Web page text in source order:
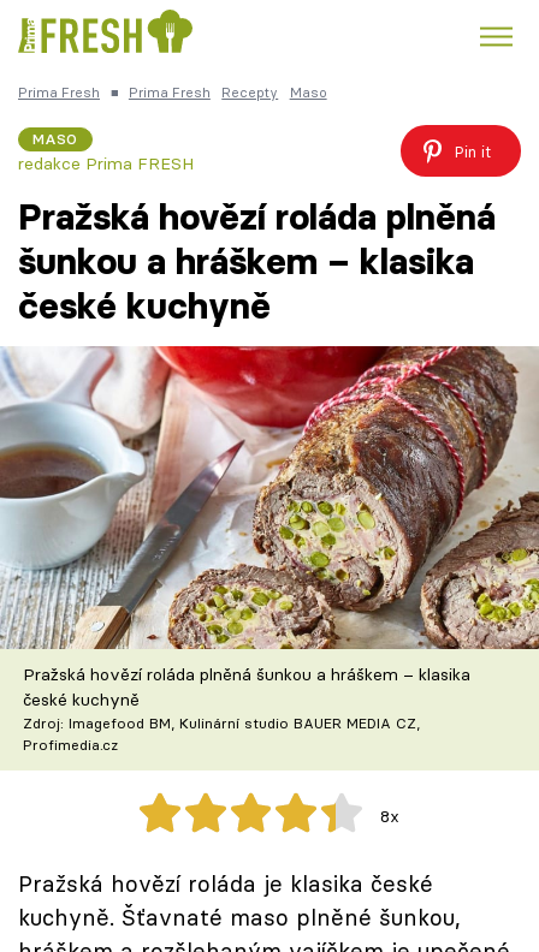
Česká kuchyně Čokoláda
Témata
Recepty
Články
TV Program
Škola vaření
Recepty z TV
Speciál: Cuketa
Těhotnej kuchař
Sledujte prima+
Přihlášení
Prima Fresh ■ Prima Fresh Recepty Maso
MASO
redakce Prima FRESH
Pin it
Pražská hovězí roláda plněná
šunkou a hráškem – klasika
české kuchyně
Pražská hovězí roláda plněná šunkou a hráškem – klasika
české kuchyně
Zdroj: Imagefood BM, Kulinární studio BAUER MEDIA CZ,
Profimedia.cz
8x
Pražská hovězí roláda je klasika české
kuchyně. Šťavnaté maso plněné šunkou,